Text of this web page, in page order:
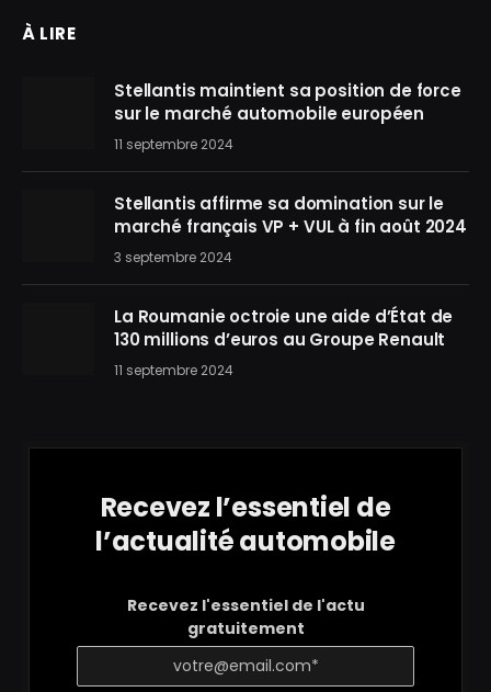
À LIRE
Stellantis maintient sa position de force
sur le marché automobile européen
11 septembre 2024
Stellantis affirme sa domination sur le
marché français VP + VUL à fin août 2024
3 septembre 2024
La Roumanie octroie une aide d’État de
130 millions d’euros au Groupe Renault
11 septembre 2024
Recevez l’essentiel de
l’actualité automobile
Recevez l'essentiel de l'actu
gratuitement